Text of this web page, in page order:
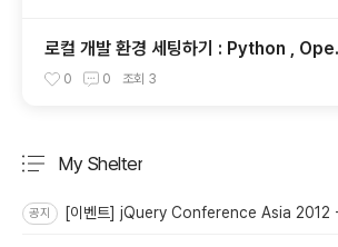
로컬 개발 환경 세팅하기 : Python ,
AI Install
0 0 조회 3
My Shelter
공지 [이벤트] jQuery Conference Asia 2012